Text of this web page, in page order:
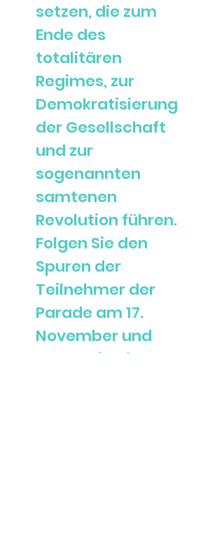
setzen, die zum
Ende des
totalitären
Regimes, zur
Demokratisierung
der Gesellschaft
und zur
sogenannten
samtenen
Revolution führen.
Folgen Sie den
Spuren der
Teilnehmer der
Parade am 17.
November und
lernen Sie die Orte